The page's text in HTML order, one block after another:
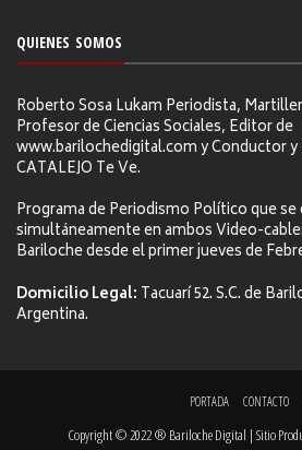
QUIENES SOMOS
Roberto Sosa Lukam Periodista,
Profesor de Ciencias Sociales, Editor de
www.barilochedigital.com y Conductor
CATALEJO Te Ve.
Programa de Periodismo Político que
simultáneamente en ambos Video-
Bariloche desde el primer jueves de
Domicilio Legal: Tacuarí 52. S.C. de
Argentina.
PORTADA CONTACTO
Copyright © 2022 ® Bariloche Digital | Sitio